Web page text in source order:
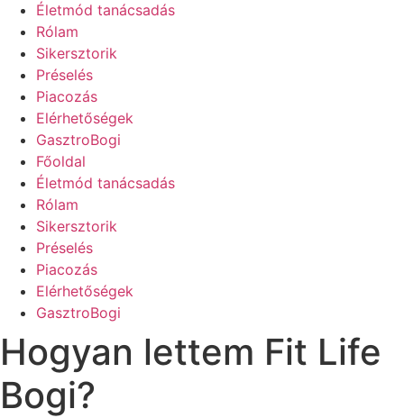
Életmód tanácsadás
Rólam
Sikersztorik
Préselés
Piacozás
Elérhetőségek
GasztroBogi
Főoldal
Életmód tanácsadás
Rólam
Sikersztorik
Préselés
Piacozás
Elérhetőségek
GasztroBogi
Hogyan lettem Fit Life
Bogi?